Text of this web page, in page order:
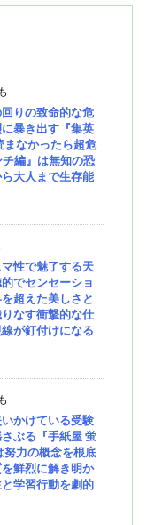
りの致命的な危
暴き出す『集英
まなかったら超危
編』は無知の恐
大人まで生存能
性で魅了する天
でセンセーショ
超えた美しさと
なす衝撃的な仕
線が釘付けになる
かけている受験
ぶる『手紙屋 蛍
努力の概念を根底
鮮烈に解き明か
学習行動を劇的